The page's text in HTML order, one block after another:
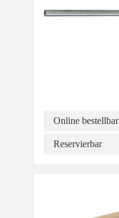
Online bestellbar
Reservierbar